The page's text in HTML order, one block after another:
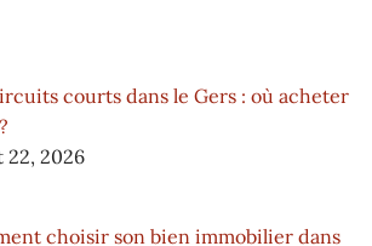
courts dans le Gers : où acheter
22, 2026
choisir son bien immobilier dans